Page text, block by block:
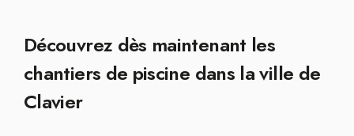
Découvrez dès maintenant les
chantiers de piscine dans la ville de
Clavier